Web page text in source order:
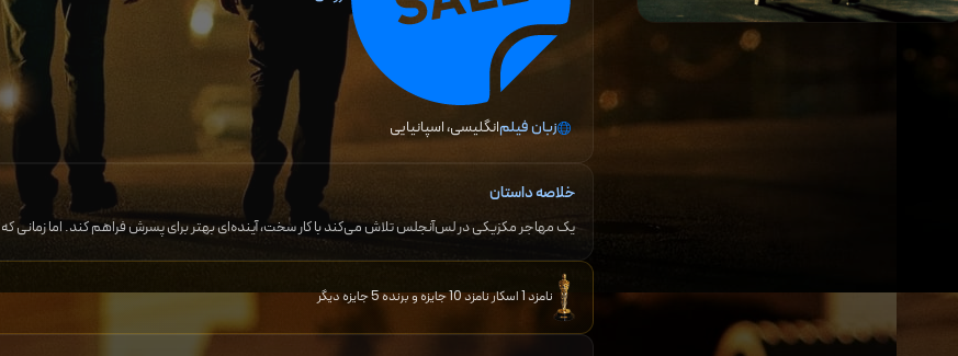
زبان فیلمانگلیسی، اسپانیایی
خلاصه داستان
یک مهاجر مکزیکی در لس‌آنجلس تلاش می‌کند با کار سخت، آینده‌ای بهتر برای پسرش فراهم کند. اما زمانی که
نامزد 1 اسکار نامزد 10 جایزه و برنده 5 جایزه دیگر